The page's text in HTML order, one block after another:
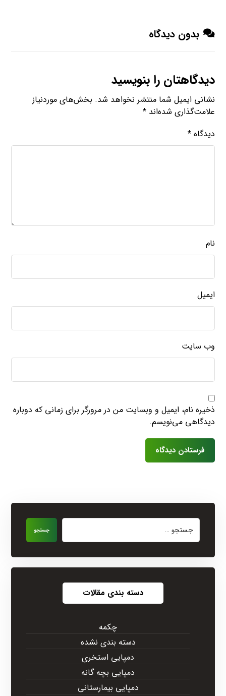
بدون دیدگاه
دیدگاهتان را بنویسید
نشانی ایمیل شما منتشر نخواهد شد. بخش‌های موردنیاز
علامت‌گذاری شده‌اند*
دیدگاه*
نام
ایمیل
وب‌ سایت
ذخیره نام، ایمیل و وبسایت من در مرورگر برای زمانی که دوباره
دیدگاهی می‌نویسم.
فرستادن دیدگاه
جستجو
دسته بندی مقالات
چکمه
دسته بندی نشده
دمپایی استخری
دمپایی بچه گانه
دمپایی بیمارستانی